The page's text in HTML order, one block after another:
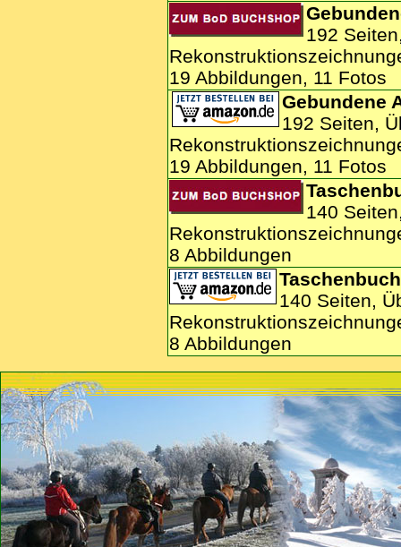
192
19 Abbildungen, 11 Fotos
Gebundene
192 Seiten,
19 Abbildungen, 11 Fotos
140
8 Abbildungen
140 Seiten,
8 Abbildungen